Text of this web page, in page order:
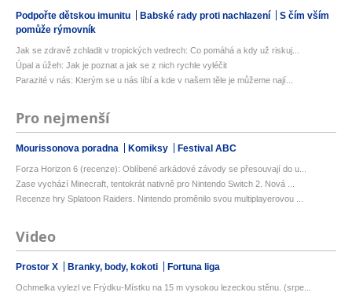
Podpořte dětskou imunitu Babské rady proti nachlazení
S čím vším
pomůže rýmovník
Jak se zdravě zchladit v tropických vedrech: Co pomáhá a kdy už riskuj...
Úpal a úžeh: Jak je poznat a jak se z nich rychle vyléčit
Parazité v nás: Kterým se u nás líbí a kde v našem těle je můžeme nají...
Pro nejmenší
Mourissonova poradna Komiksy Festival ABC
Forza Horizon 6 (recenze): Oblíbené arkádové závody se přesouvají do u...
Zase vychází Minecraft, tentokrát nativně pro Nintendo Switch 2. Nová ...
Recenze hry Splatoon Raiders. Nintendo proměnilo svou multiplayerovou ...
Video
Prostor X Branky, body, kokoti Fortuna liga
Ochmelka vylezl ve Frýdku-Místku na 15 m vysokou lezeckou stěnu. (srpe...